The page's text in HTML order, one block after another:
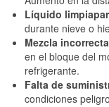
Líquido
durante nieve o
Mezcla
en el bloque del
refrigerante.
Falta de
condiciones